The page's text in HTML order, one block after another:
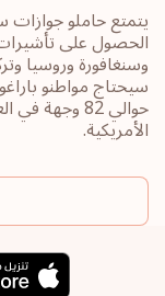
يتمتع حاملو جوازات
الحصول على
وسنغافورة وروسيا
سيحتاج مواطنو
حوالي 82
الأمريكية.